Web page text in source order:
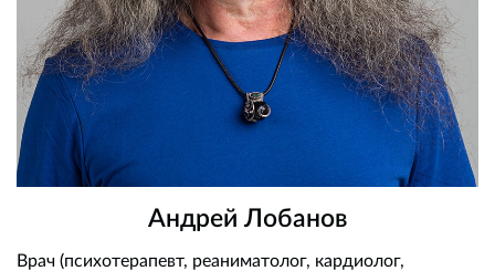
Андрей Лобанов
Врач (психотерапевт, реаниматолог, кардиолог,